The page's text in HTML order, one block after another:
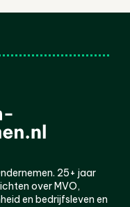
25+ jaar
over MVO,
en bedrijfsleven en